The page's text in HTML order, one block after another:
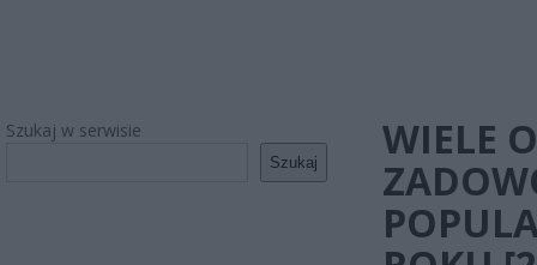
Szukaj w serwisie
Szukaj
WIELE